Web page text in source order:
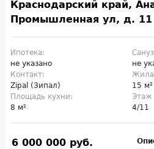
Краснодарский край,
Промышленная ул, д. 11
Ипотека:
не указано
не
Контакт:
Zipal (Зипал)
15 м²
Площадь кухни:
8 м²
Этаж
4/11
6 000 000 руб.